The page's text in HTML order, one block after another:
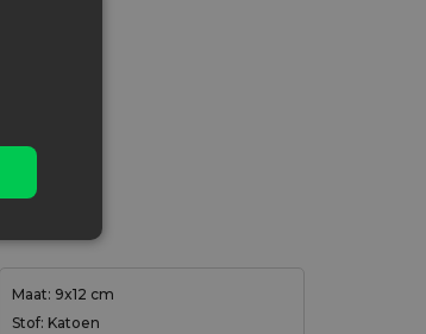
Maat: 9x12 cm
Stof: Katoen